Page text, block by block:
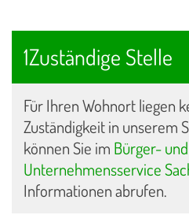
1Zuständige Stelle
Für Ihren Wohnort liegen
Zuständigkeit in unserem
können Sie im Bürger- und
Unternehmensservice
Informationen abrufen.